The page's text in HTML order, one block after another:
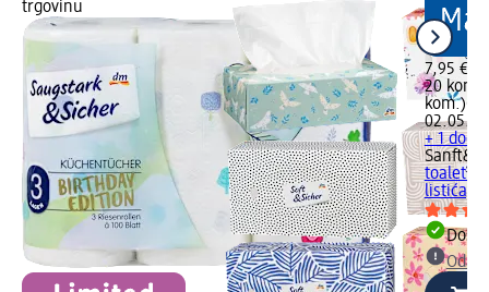
trgovinu
7,95 €
20 kom.
kom.)
+ 1
toaletni
listića,